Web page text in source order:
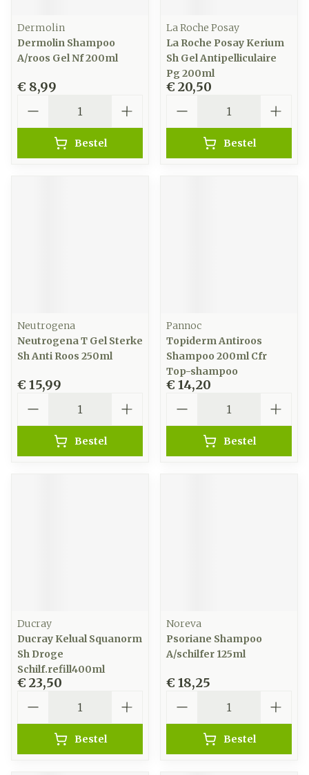
Dermolin
Dermolin Shampoo
A/roos Gel Nf 200ml
€ 8,99
Bestel
La Roche Posay
La Roche Posay Kerium
Sh Gel Antipelliculaire
Pg 200ml
€ 20,50
Bestel
Neutrogena
Neutrogena T Gel Sterke
Sh Anti Roos 250ml
€ 15,99
Bestel
Pannoc
Topiderm Antiroos
Shampoo 200ml Cfr
Top-shampoo
€ 14,20
Bestel
Ducray
Ducray Kelual Squanorm
Sh Droge
Schilf.refill400ml
€ 23,50
Bestel
Noreva
Psoriane Shampoo
A/schilfer 125ml
€ 18,25
Bestel